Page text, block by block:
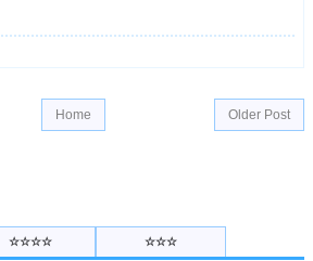
Older Post
Home
☆☆☆☆ ☆☆☆